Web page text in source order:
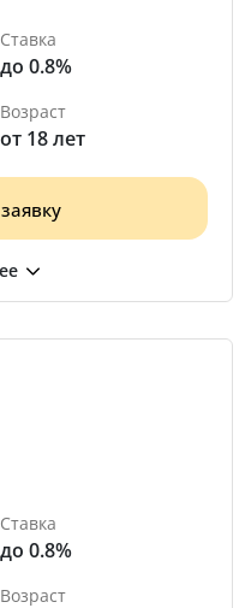
Ставка
до 0.8%
Возраст
от 18 лет
Ставка
до 0.8%
Возраст